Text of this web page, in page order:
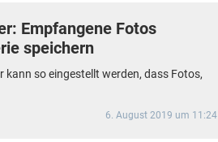
Empfangene Fotos
speichern
kann so eingestellt werden, dass Fotos,
6. August 2019 um 11:24